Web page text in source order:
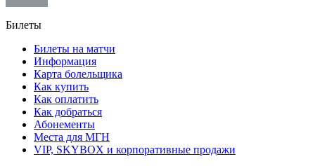
Билеты
Билеты на матчи
Информация
Карта болельщика
Как купить
Как оплатить
Как добраться
Абонементы
Места для МГН
VIP, SKYBOX и корпоративные продажи